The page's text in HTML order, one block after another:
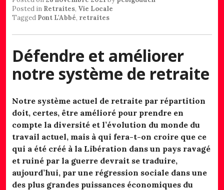
Posted in Retraites, Vie Locale
Tagged Pont L'Abbé, retraites
Défendre et améliorer
notre système de retraite
Notre système actuel de retraite par répartition
doit, certes, être amélioré pour prendre en
compte la diversité et l’évolution du monde du
travail actuel, mais à qui fera-t-on croire que ce
qui a été créé à la Libération dans un pays ravagé
et ruiné par la guerre devrait se traduire,
aujourd’hui, par une régression sociale dans une
des plus grandes puissances économiques du